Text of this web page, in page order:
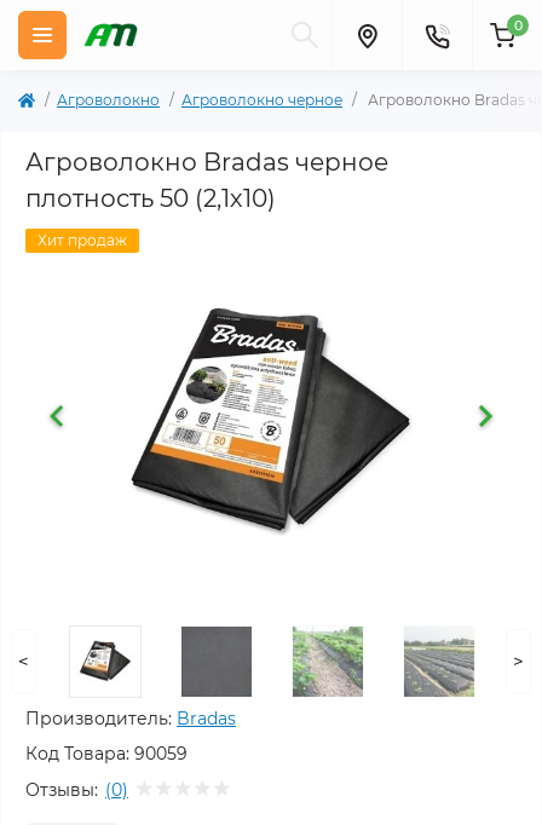
0
Агроволокно Агроволокно черное Агроволокно Bradas
Агроволокно Bradas черное
плотность 50 (2,1х10)
Хит продаж
< >
Производитель: Bradas
Код Товара: 90059
Отзывы: (0)